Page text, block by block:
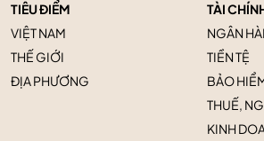
TIÊU ĐIỂM
VIỆT NAM
THẾ GIỚI
ĐỊA PHƯƠNG
TÀI
NGÂN
TIỀN TỆ
BẢO
THUẾ,
KINH